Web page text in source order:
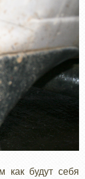
как будут себя